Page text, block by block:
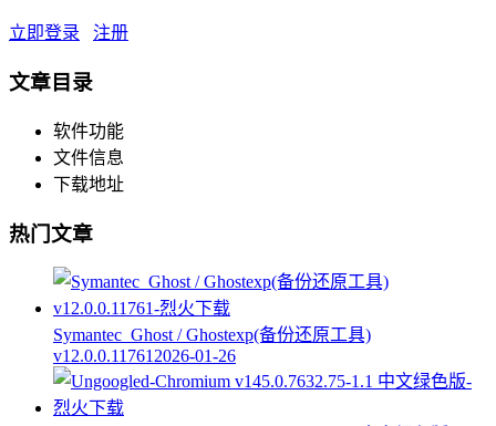
立即登录 注册
文章目录
软件功能
文件信息
下载地址
热门文章
Symantec_Ghost / Ghostexp(备份还原工具)
v12.0.0.11761 2026-01-26